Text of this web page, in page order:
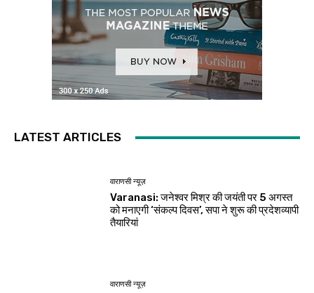
LATEST ARTICLES
वाराणसी न्यूज़
Varanasi: जनेश्वर मिश्र की जयंती पर 5 अगस्त
को मनाएगी ‘संकल्प दिवस’, सपा ने शुरू की प्रदेशव्यापी
तैयारियां
वाराणसी न्यूज़